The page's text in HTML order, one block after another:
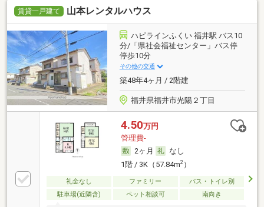
賃貸一戸建て 山本レンタルハウス
ハピラインふくい 福井駅 バス10
分/「県社会福祉センター」バス停
停歩10分
その他の交通
築48年4ヶ月 / 2階建
福井県福井市光陽２丁目
4.50万円
管理費-
2ヶ月
なし
1階 / 3K（57.84m2）
礼金なし ファミリー
バス・トイレ別
駐車場(近隣含)
ペット相談可 南向き